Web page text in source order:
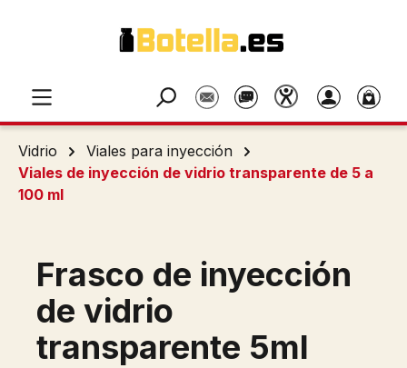
Vidrio
Viales para inyección
Viales de inyección de vidrio transparente de 5 a
100 ml
Frasco de inyección
de vidrio
transparente 5ml